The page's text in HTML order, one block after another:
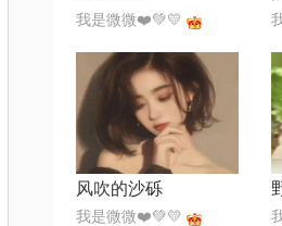
我是微微❤️💚💛
风吹的沙砾
我是微微❤️💚💛